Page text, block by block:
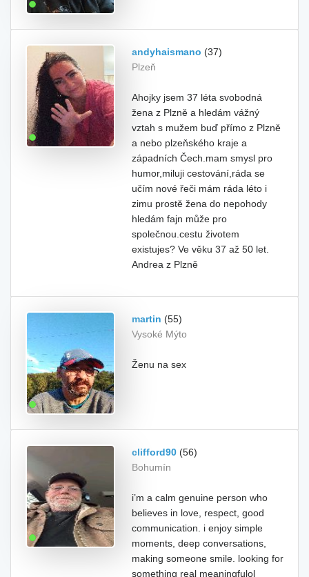
andyhaismano (37)
Plzeň
Ahojky jsem 37 léta svobodná
žena z Plzně a hledám vážný
vztah s mužem buď přímo z Plzně
a nebo plzeňského kraje a
západních Čech.mam smysl pro
humor,miluji cestování,ráda se
učím nové řeči mám ráda léto i
zimu prostě žena do nepohody
hledám fajn může pro
společnou.cestu životem
existujes? Ve věku 37 až 50 let.
Andrea z Plzně
martin (55)
Vysoké Mýto
Ženu na sex
clifford90 (56)
Bohumín
i’m a calm genuine person who
believes in love, respect, good
communication. i enjoy simple
moments, deep conversations,
making someone smile. looking for
something real meaningfulol